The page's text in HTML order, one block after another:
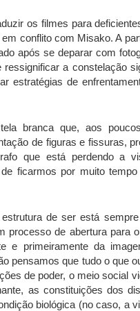
os filmes para
conflito com Misako. A
após se deparar com
a constelação
estratégias de
branca que, aos
de figuras e fissuras,
que está perdendo a
ficarmos por muito
de ser está
processo de abertura para
e primeiramente da
pensamos que tudo o que
de poder, o meio social
as constituições dos
biológica (no caso, a